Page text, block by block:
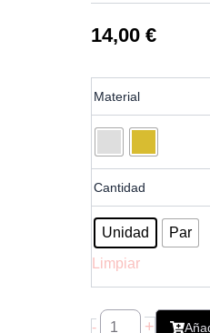
14,00€
Material
Cantidad
Unidad
Par
Limpiar
-
Cadena
cantidad
+